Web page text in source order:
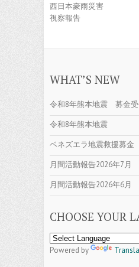
西日本豪雨災害
視察報告
WHAT’S NEW
令和8年熊本地震 募金受
令和8年熊本地震
ベネズエラ地震救援募
月間活動報告2026年7月
月間活動報告2026年6月
CHOOSE YOUR
Powered by